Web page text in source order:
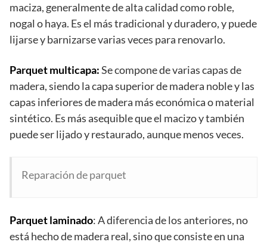
maciza, generalmente de alta calidad como roble,
nogal o haya. Es el más tradicional y duradero, y puede
lijarse y barnizarse varias veces para renovarlo.
Parquet multicapa:Se compone de varias capas de
madera, siendo la capa superior de madera noble y las
capas inferiores de madera más económica o material
sintético. Es más asequible que el macizo y también
puede ser lijado y restaurado, aunque menos veces.
Reparación de parquet
Parquet laminado: A diferencia de los anteriores, no
está hecho de madera real, sino que consiste en una